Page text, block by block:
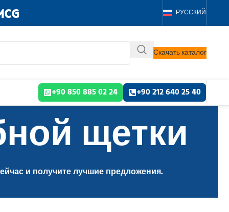
РУССКИЙ
Скачать каталог
+90 850 885 02 24 +90 212 640 25 40
щетки
и получите лучшие предложения.